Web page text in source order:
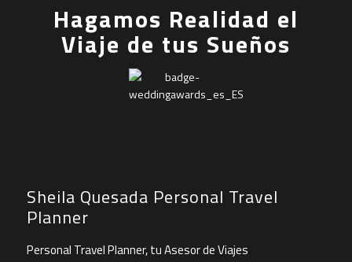
Hagamos Realidad el
Viaje de tus Sueños
Sheila Quesada Personal Travel
Planner
Personal Travel Planner, tu Asesor de Viajes